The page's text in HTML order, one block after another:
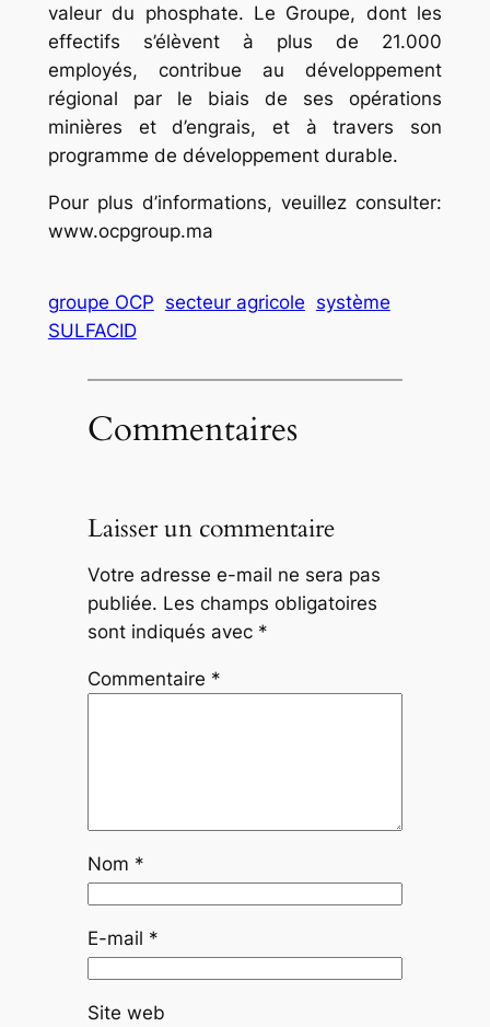
valeur du phosphate. Le Groupe, dont les
effectifs s’élèvent à plus de 21.000
employés, contribue au développement
régional par le biais de ses opérations
minières et d’engrais, et à travers son
programme de développement durable.
Pour plus d’informations, veuillez consulter:
www.ocpgroup.ma
groupe OCP secteur agricole système
SULFACID
Commentaires
Laisser un commentaire
Votre adresse e-mail ne sera pas
publiée. Les champs obligatoires
sont indiqués avec *
Commentaire *
Nom *
E-mail *
Site web